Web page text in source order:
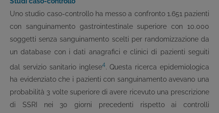
Uno studio caso-controllo ha messo a confronto 1.651 pazienti
con sanguinamento gastrointestinale superiore con 10.000
soggetti senza sanguinamento scelti per randomizzazione da
un database con i dati anagrafici e clinici di pazienti seguiti
dal servizio sanitario inglese4. Questa ricerca epidemiologica
ha evidenziato che i pazienti con sanguinamento avevano una
probabilità 3 volte superiore di avere ricevuto una prescrizione
di SSRI nei 30 giorni precedenti rispetto ai controlli